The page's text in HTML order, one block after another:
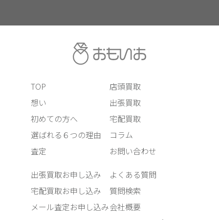
TOP
想い
初めての方へ
選ばれる６つの理由
査定
店頭買取
出張買取
宅配買取
コラム
お問い合わせ
出張買取お申し込み
宅配買取お申し込み
メール査定お申し込み
よくある質問
質問検索
会社概要